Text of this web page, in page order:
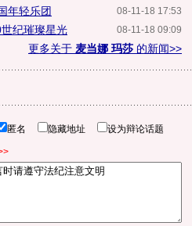
08-11-18 17:53
年轻乐团
08-11-18 09:09
纪璀璨星光
更多关于 麦当娜 玛莎 的新闻>>
匿名 隐藏地址 设为辩论话题